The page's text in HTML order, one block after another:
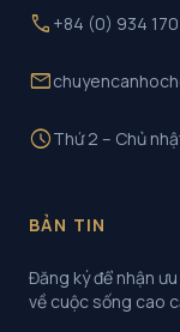
call +84 (0) 934
mail
scheduleThứ 2 – Chủ
BẢN TIN
Đăng ký để nhận
về cuộc sống cao